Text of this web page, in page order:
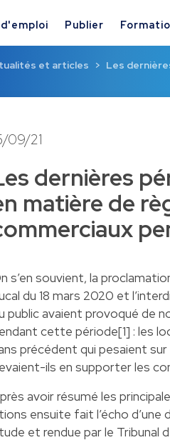
Publier
et articles Les
09/21
dernières
matière de
s’en souvient, la
du 18 mars 2020 et
public avaient provoqué de
cette période[1] : les
précédent qui pesaient
ils en supporter les
avoir résumé les
ensuite fait l’écho
et rendue par le Tribunal